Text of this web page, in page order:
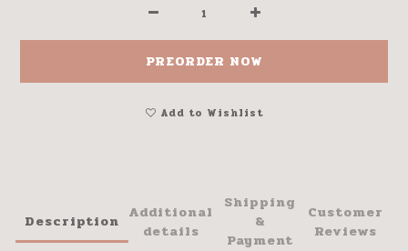
PREORDER NOW
Add to Wishlist
Description Additional
details
Shipping
&
Payment
Customer
Reviews